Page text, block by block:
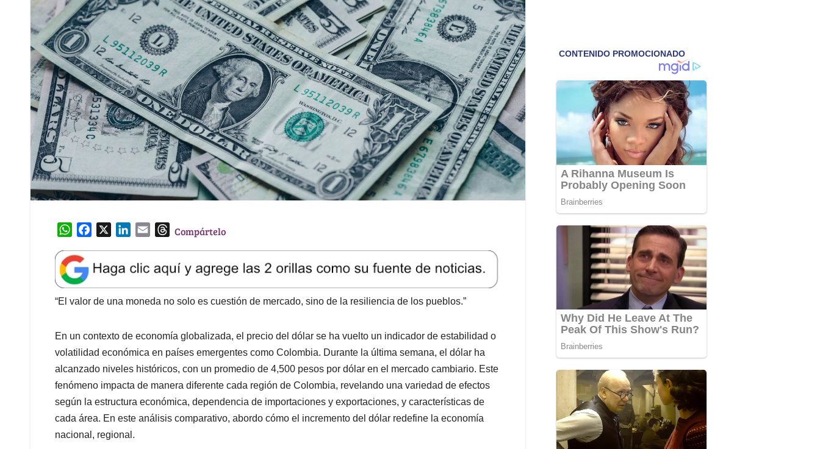
W
a
t
s
A
p
e
b
o
k
k
e
d
n
l
T
e
a
d
Compártelo
“El valor de una moneda no solo es cuestión de mercado, sino de la resiliencia de los pueblos.”
En un contexto de economía globalizada, el precio del dólar se ha vuelto un indicador de estabilidad o
volatilidad económica en países emergentes como Colombia. Durante la última semana, el dólar ha
alcanzado niveles históricos, con un promedio de 4,500 pesos por dólar en el mercado cambiario. Este
fenómeno impacta de manera diferente cada región de Colombia, revelando una variedad de efectos
según la estructura económica, dependencia de importaciones y exportaciones, y características de
cada área. En este análisis comparativo, abordo cómo el incremento del dólar redefine la economía
nacional, regional.